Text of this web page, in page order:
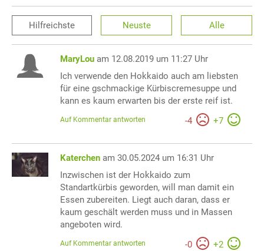
Hilfreichste Neuste Alle
MaryLou am 12.08.2019 um 11:27 Uhr
Ich verwende den Hokkaido auch am liebsten
für eine gschmackige Kürbiscremesuppe und
kann es kaum erwarten bis der erste reif ist.
-4 +7
Auf Kommentar antworten
Katerchen am 30.05.2024 um 16:31 Uhr
Inzwischen ist der Hokkaido zum
Standartkürbis geworden, will man damit ein
Essen zubereiten. Liegt auch daran, dass er
kaum geschält werden muss und in Massen
angeboten wird.
-0 +2
Auf Kommentar antworten